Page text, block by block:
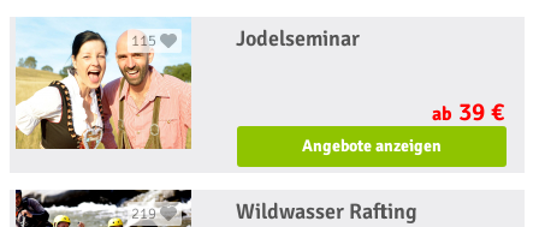
115 Jodelseminar
ab 39 €
Angebote anzeigen
219 Wildwasser Rafting